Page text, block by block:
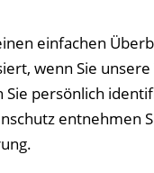
einfachen
wenn Sie
Sie persönlich
entnehmen